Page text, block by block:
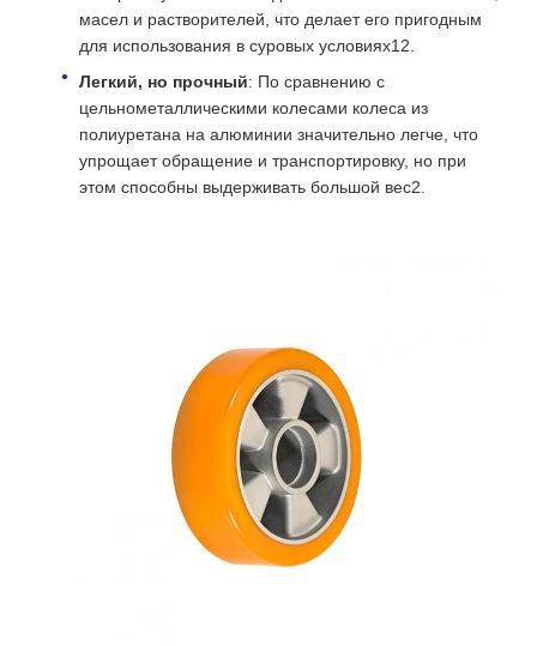
масел и растворителей, что делает его пригодным
для использования в суровых условиях12.
Легкий, но прочный: По сравнению с
цельнометаллическими колесами колеса из
полиуретана на алюминии значительно легче, что
упрощает обращение и транспортировку, но при
этом способны выдерживать большой вес2.